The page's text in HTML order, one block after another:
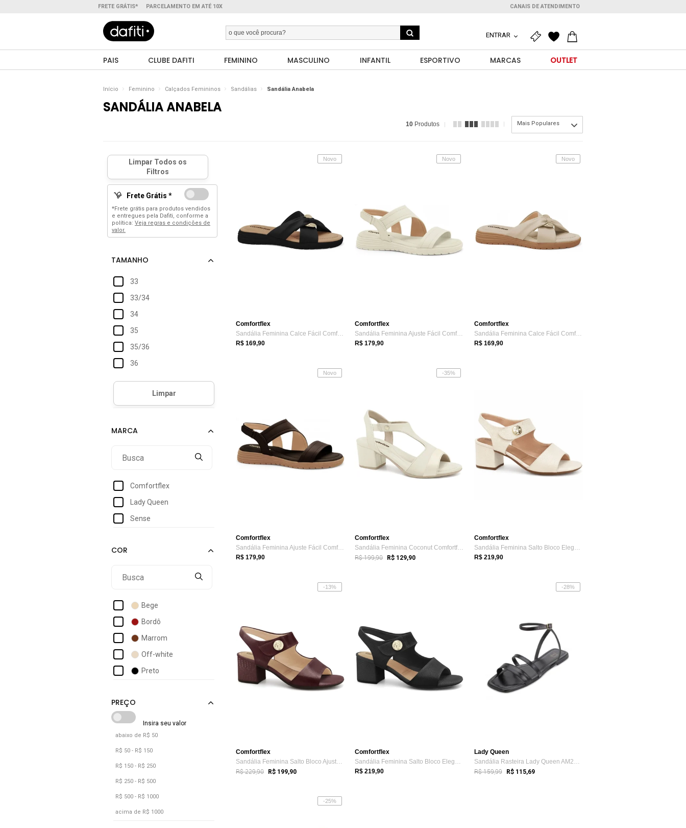
FRETE GRÁTIS* PARCELAMENTO EM ATÉ 10X CANAIS DE ATENDIMENTO
ENTRAR
PAIS CLUBE DAFITI FEMININO MASCULINO INFANTIL ESPORTIVO MARCAS OUTLET
Início Feminino Calçados Femininos Sandálias Sandália Anabela
SANDÁLIA ANABELA
10 Produtos Mais Populares
Frete Grátis *
*Frete grátis para produtos vendidos
e entregues pela Dafiti, conforme a
política: Veja regras e condições de
valor.
33
33/34
34
35
35/36
36
37
39
40
Comfortflex
Lady Queen
Sense
Bege
Bordô
Marrom
Off-white
Preto
abaixo de R$ 50
R$ 50 - R$ 150
R$ 150 - R$ 250
R$ 250 - R$ 500
R$ 500 - R$ 1000
acima de R$ 1000
Novo
Comfortflex
Sandália Feminina Calce Fácil Comfortfle...
R$ 169,90
Novo
Comfortflex
Sandália Feminina Ajuste Fácil Comfortfl...
R$ 179,90
Novo
Comfortflex
Sandália Feminina Calce Fácil Comfortfle...
R$ 169,90
Novo
Comfortflex
Sandália Feminina Ajuste Fácil Comfortfl...
R$ 179,90
-35%
Comfortflex
Sandália Feminina Coconut Comfortflex 2557406-3
R$ 199,90 R$ 129,90
Comfortflex
Sandália Feminina Salto Bloco Elegante A...
R$ 219,90
-13%
Comfortflex
Sandália Feminina Salto Bloco Ajuste Fac...
R$ 229,90 R$ 199,90
Comfortflex
Sandália Feminina Salto Bloco Elegante A...
R$ 219,90
-28%
Lady Queen
Sandália Rasteira Lady Queen AM24-30012 Preto
R$ 159,99 R$ 115,69
-25%